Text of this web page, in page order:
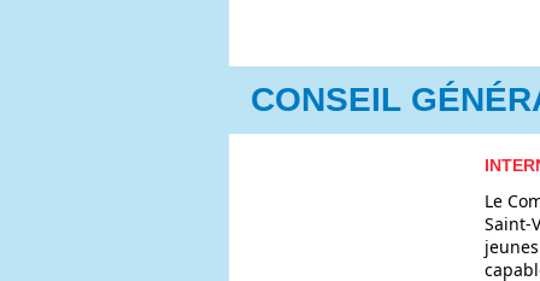
CONSEIL
Le
Saint-